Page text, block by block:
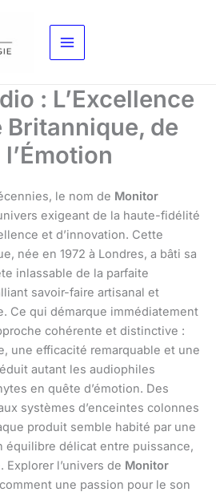
: L’Excellence
de
le nom de Monitor
exigeant de la haute-fidélité
et d’innovation. Cette
née en 1972 à Londres, a bâti sa
inlassable de la parfaite
savoir-faire artisanal et
Ce qui démarque immédiatement
cohérente et distinctive :
une efficacité remarquable et une
autant les audiophiles
en quête d’émotion. Des
systèmes d’enceintes colonnes
produit semble habité par une
équilibre délicat entre puissance,
l’univers de Monitor
une passion pour le son